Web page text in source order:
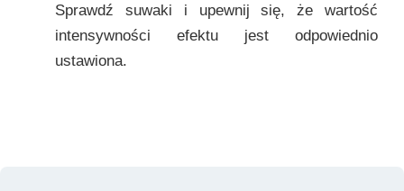
Sprawdź suwaki i upewnij się, że wartość
intensywności efektu jest odpowiednio
ustawiona.